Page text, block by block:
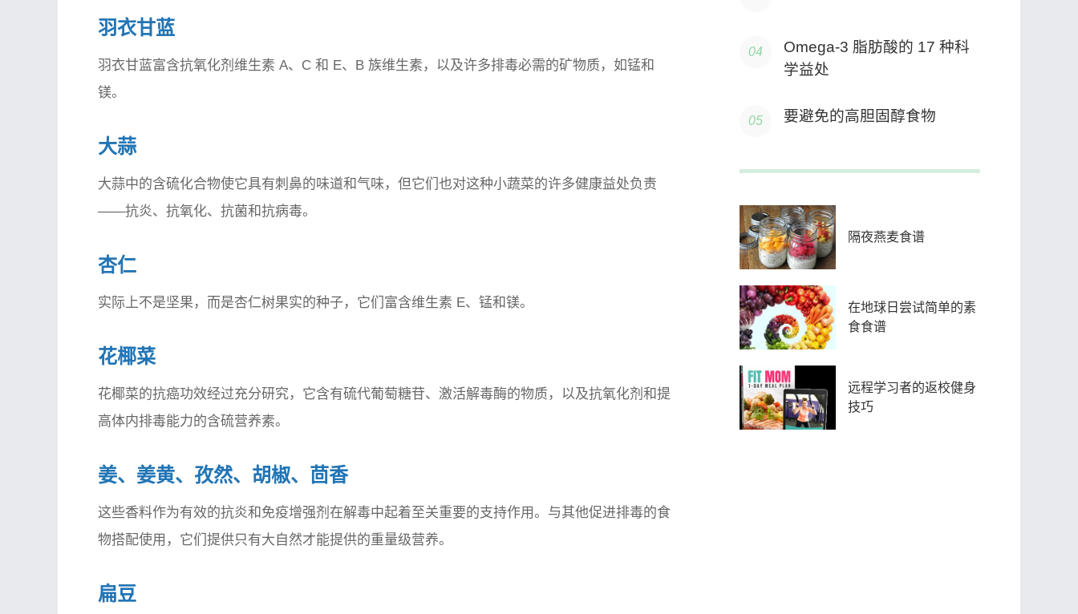
羽衣甘蓝
羽衣甘蓝富含抗氧化剂维生素 A、C 和 E、B 族维生素，以及许多排毒必需的矿物质，如锰和
镁。
大蒜
大蒜中的含硫化合物使它具有刺鼻的味道和气味，但它们也对这种小蔬菜的许多健康益处负责
——抗炎、抗氧化、抗菌和抗病毒。
杏仁
实际上不是坚果，而是杏仁树果实的种子，它们富含维生素 E、锰和镁。
花椰菜
花椰菜的抗癌功效经过充分研究，它含有硫代葡萄糖苷、激活解毒酶的物质，以及抗氧化剂和提
高体内排毒能力的含硫营养素。
姜、姜黄、孜然、胡椒、茴香
这些香料作为有效的抗炎和免疫增强剂在解毒中起着至关重要的支持作用。与其他促进排毒的食
物搭配使用，它们提供只有大自然才能提供的重量级营养。
扁豆
Omega-3 脂肪酸的 17 种科
学益处
要避免的高胆固醇食物
隔夜燕麦食谱
在地球日尝试简单的素
食食谱
远程学习者的返校健身
技巧